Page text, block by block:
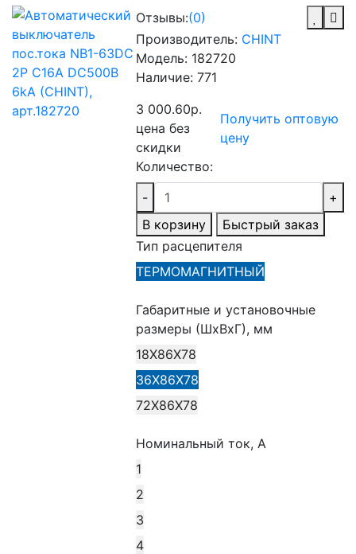
Отзывы:(0)
Производитель: CHINT
Модель: 182720
Наличие: 771
3 000.60р.
цена без
скидки
Получить оптовую
цену
Количество:
-
+
В корзину
Быстрый заказ
Тип расцепителя
ТЕРМОМАГНИТНЫЙ
Габаритные и установочные
размеры (ШхВхГ), мм
18Х86Х78
36Х86Х78
72Х86Х78
Номинальный ток, А
1
2
3
4